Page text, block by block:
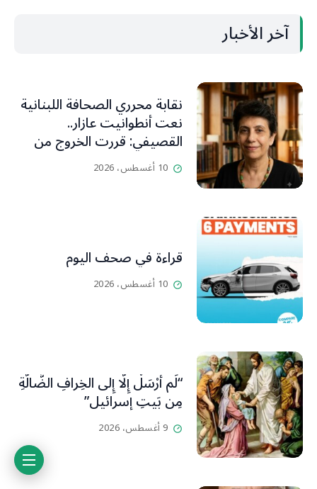
آخر الأخبار
نقابة محرري الصحافة اللبنانية
نعت أنطوانيت عازار..
القصيفي: قررت الخروج من
عزلتها والإنطلاق إلى عالم
أفضل ينسيها ما سامته من
10 أغسطس، 2026
قراءة في صحف اليوم
10 أغسطس، 2026
“لَم أُرْسَلْ إِلَّا إِلى الخِرافِ الضَّالَّةِ
مِن بَيتِ إسرائيل”
9 أغسطس، 2026